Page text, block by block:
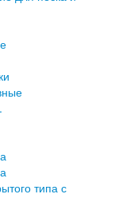
типа с